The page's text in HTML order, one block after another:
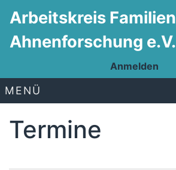
Arbeitskreis
Ahnenforschung e.V.
Anmelden
MENÜ
Termine